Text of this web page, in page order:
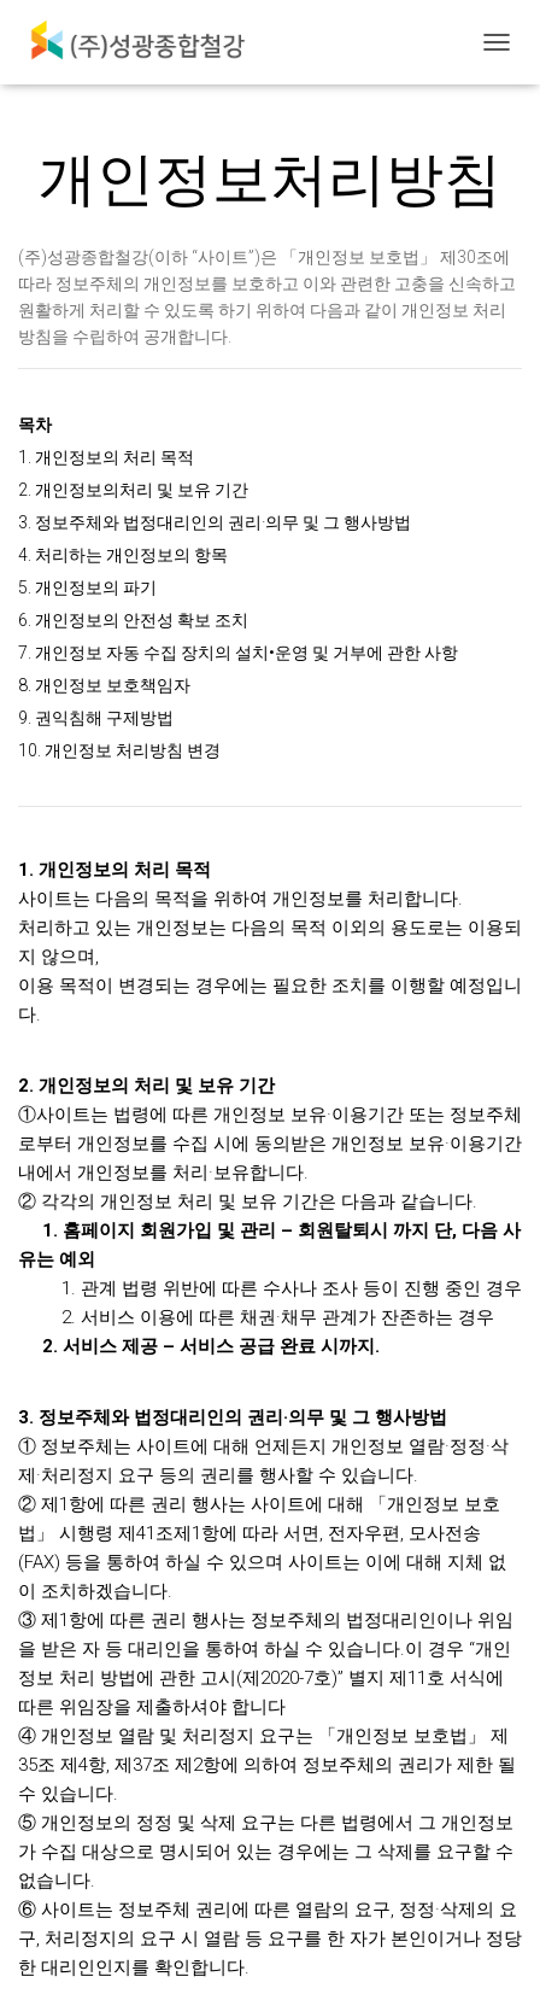
비
개인정보처리방침
(주)성광종합철강(이하 “사이트”)은 「개인정보 보호법」 제30조에
따라 정보주체의 개인정보를 보호하고 이와 관련한 고충을 신속하고
원활하게 처리할 수 있도록 하기 위하여 다음과 같이 개인정보 처리
방침을 수립하여 공개합니다.
목차
1. 개인정보의 처리 목적
2. 개인정보의처리 및 보유 기간
3. 정보주체와 법정대리인의 권리·의무 및 그 행사방법
4. 처리하는 개인정보의 항목
5. 개인정보의 파기
6. 개인정보의 안전성 확보 조치
7. 개인정보 자동 수집 장치의 설치•운영 및 거부에 관한 사항
8. 개인정보 보호책임자
9. 권익침해 구제방법
10. 개인정보 처리방침 변경
1. 개인정보의 처리 목적
사이트는 다음의 목적을 위하여 개인정보를 처리합니다.
처리하고 있는 개인정보는 다음의 목적 이외의 용도로는 이용되
지 않으며,
이용 목적이 변경되는 경우에는 필요한 조치를 이행할 예정입니
다.
2. 개인정보의 처리 및 보유 기간
①사이트는 법령에 따른 개인정보 보유·이용기간 또는 정보주체
로부터 개인정보를 수집 시에 동의받은 개인정보 보유·이용기간
내에서 개인정보를 처리·보유합니다.
② 각각의 개인정보 처리 및 보유 기간은 다음과 같습니다.
1. 홈페이지 회원가입 및 관리 – 회원탈퇴시 까지 단, 다음 사
유는 예외
1. 관계 법령 위반에 따른 수사나 조사 등이 진행 중인 경우
2. 서비스 이용에 따른 채권·채무 관계가 잔존하는 경우
2. 서비스 제공 – 서비스 공급 완료 시까지.
3. 정보주체와 법정대리인의 권리·의무 및 그 행사방법
① 정보주체는 사이트에 대해 언제든지 개인정보 열람·정정·삭
제·처리정지 요구 등의 권리를 행사할 수 있습니다.
② 제1항에 따른 권리 행사는 사이트에 대해 「개인정보 보호
법」 시행령 제41조제1항에 따라 서면, 전자우편, 모사전송
(FAX) 등을 통하여 하실 수 있으며 사이트는 이에 대해 지체 없
이 조치하겠습니다.
③ 제1항에 따른 권리 행사는 정보주체의 법정대리인이나 위임
을 받은 자 등 대리인을 통하여 하실 수 있습니다.이 경우 “개인
정보 처리 방법에 관한 고시(제2020-7호)” 별지 제11호 서식에
따른 위임장을 제출하셔야 합니다
④ 개인정보 열람 및 처리정지 요구는 「개인정보 보호법」 제
35조 제4항, 제37조 제2항에 의하여 정보주체의 권리가 제한 될
수 있습니다.
⑤ 개인정보의 정정 및 삭제 요구는 다른 법령에서 그 개인정보
가 수집 대상으로 명시되어 있는 경우에는 그 삭제를 요구할 수
없습니다.
⑥ 사이트는 정보주체 권리에 따른 열람의 요구, 정정·삭제의 요
구, 처리정지의 요구 시 열람 등 요구를 한 자가 본인이거나 정당
한 대리인인지를 확인합니다.